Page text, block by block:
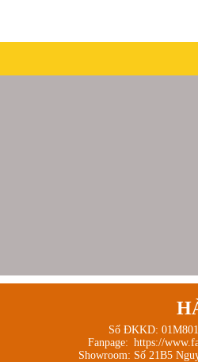
Số ĐKKD:
Fanpage: https://
Showroom: Số 21B5